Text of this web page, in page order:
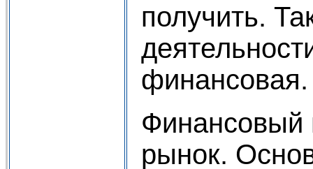
получить.
финансовая.
рынок.